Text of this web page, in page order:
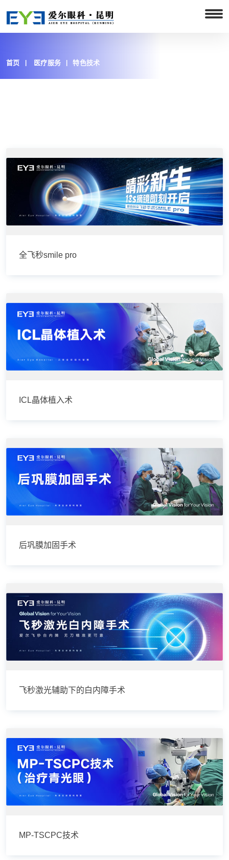
首页 医疗服务 特色技术
全飞秒smile pro
ICL晶体植入术
后巩膜加固手术
飞秒激光辅助下的白内障手术
MP-TSCPC技术